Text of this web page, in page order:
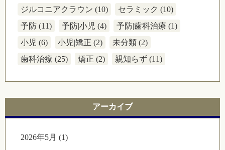
ジルコニアクラウン (10)
セラミック (10)
予防 (11)
予防|小児 (4)
予防|歯科治療 (1)
小児 (6)
小児|矯正 (2)
未分類 (2)
歯科治療 (25)
矯正 (2) 親知らず (11)
アーカイブ
2026年5月 (1)